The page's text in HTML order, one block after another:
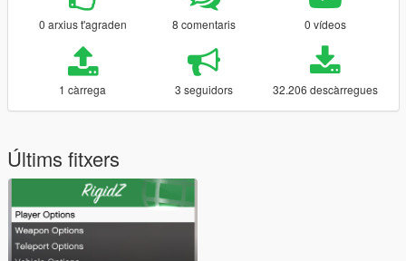
0 arxius t'agraden 8 comentaris 0 vídeos
1 càrrega 3 seguidors 32.206 descàrregues
Últims fitxers